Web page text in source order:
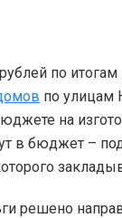
по
по улицам
на
в бюджет –
решено